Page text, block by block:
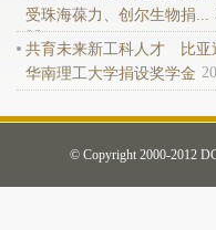
受珠海葆力、创尔生物捐...
06
共育未来新工科人才 比亚
华南理工大学捐设奖学金
© Copyright 2000-2012